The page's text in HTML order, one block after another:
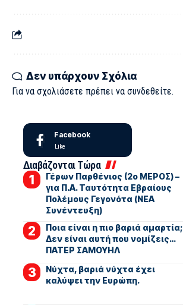
Δεν υπάρχουν Σχόλια
Για να σχολιάσετε πρέπει να συνδεθείτε.
Facebook
Like
Διαβάζονται Τώρα
Γέρων Παρθένιος (2ο ΜΕΡΟΣ) –
για Π.Α. Ταυτότητα Εβραίους
Πολέμους Γεγονότα (ΝΕΑ
Συνέντευξη)
Ποια είναι η πιο βαριά αμαρτία;
Δεν είναι αυτή που νομίζεις…
ΠΑΤΕΡ ΣΑΜΟΥΗΛ
Νύχτα, βαριά νύχτα έχει
καλύψει την Ευρώπη.